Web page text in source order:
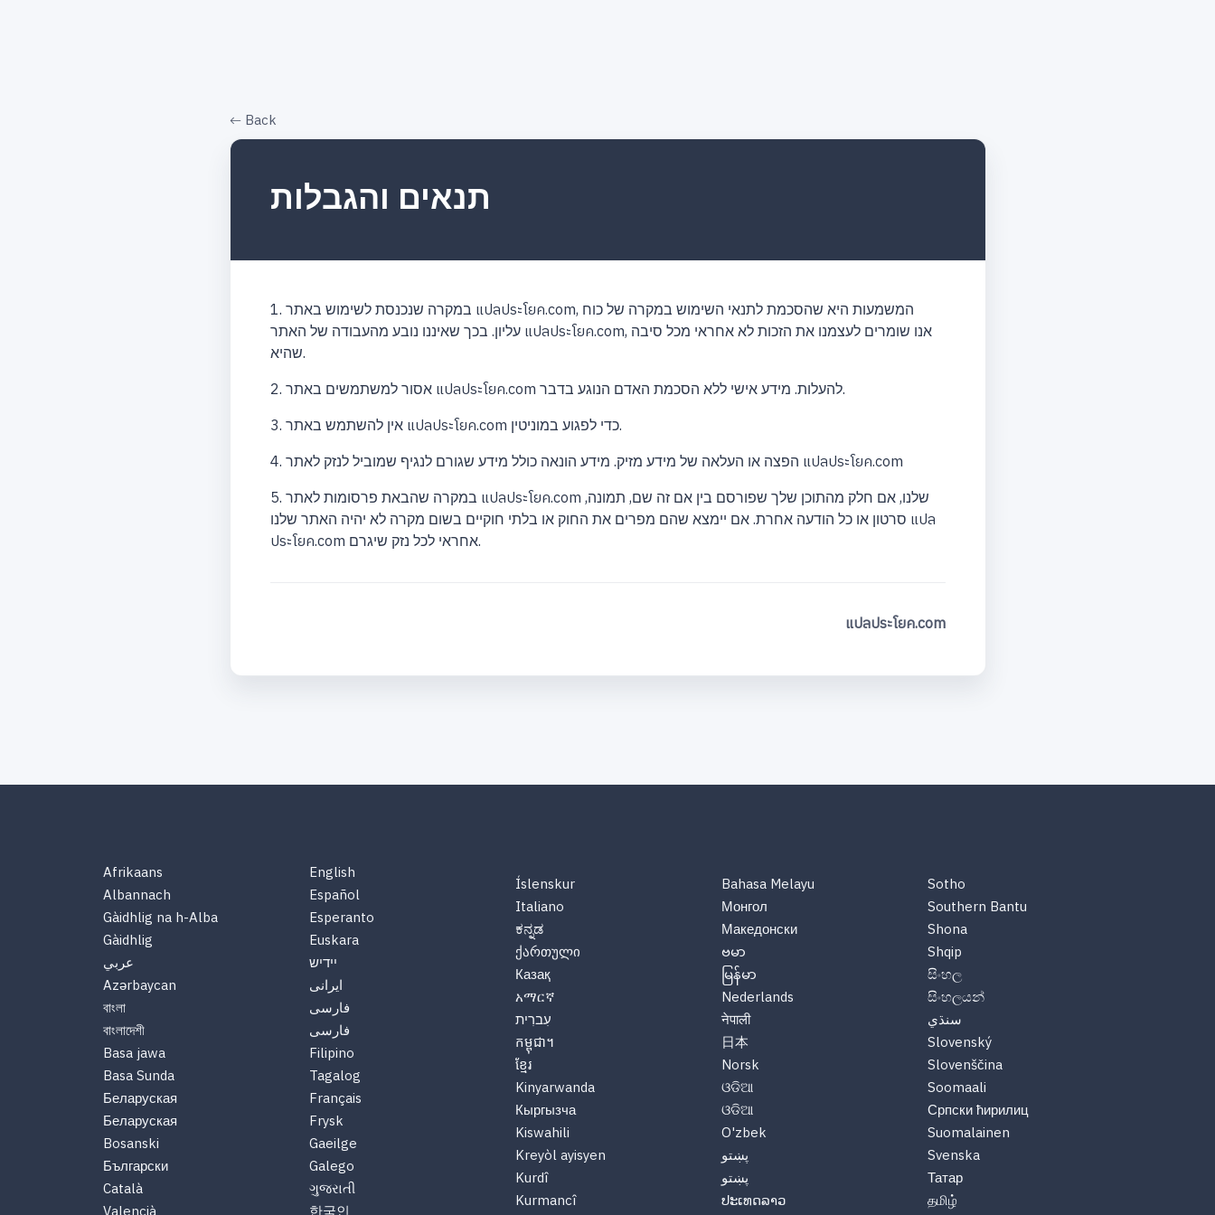
Back
תנאים והגבלות
1. במקרה שנכנסת לשימוש באתר แปลประโยค.com, המשמעות היא שהסכמת לתנאי השימוש במקרה של כוח
עליון. בכך שאיננו נובע מהעבודה של האתר แปลประโยค.com, אנו שומרים לעצמנו את הזכות לא אחראי מכל סיבה
שהיא.
2. אסור למשתמשים באתר แปลประโยค.com להעלות. מידע אישי ללא הסכמת האדם הנוגע בדבר.
3. אין להשתמש באתר แปลประโยค.com כדי לפגוע במוניטין.
4. הפצה או העלאה של מידע מזיק. מידע הונאה כולל מידע שגורם לנגיף שמוביל לנזק לאתר แปลประโยค.com
5. במקרה שהבאת פרסומות לאתר แปลประโยค.com שלנו, אם חלק מהתוכן שלך שפורסם בין אם זה שם, תמונה,
סרטון או כל הודעה אחרת. אם יימצא שהם מפרים את החוק או בלתי חוקיים בשום מקרה לא יהיה האתר שלנו แปล
ประโยค.com אחראי לכל נזק שיגרם.
แปลประโยค.com
Afrikaans
Albannach
Gàidhlig na h-Alba
Gàidhlig
عربي
Azərbaycan
বাংলা
বাংলাদেশী
Basa jawa
Basa Sunda
Беларуская
Беларуская
Bosanski
Български
Català
English
Español
Esperanto
Euskara
יידיש
ایرانی
فارسی
فارسی
Filipino
Tagalog
Français
Frysk
Gaeilge
Galego
ગુજરાતી
Íslenskur
Italiano
ಕನ್ನಡ
ქართული
Казақ
አማርኛ
עִברִית
កម្ពុជា។
ខ្មែរ
Kinyarwanda
Кыргызча
Kiswahili
Kreyòl ayisyen
Kurdî
Kurmancî
Bahasa Melayu
Монгол
Македонски
ဗမာ
မြန်မာ
Nederlands
नेपाली
日本
Norsk
ଓଡିଆ
ଓଡିଆ
O'zbek
پښتو
پښتو
ປະເທດລາວ
Sotho
Southern Bantu
Shona
Shqip
සිංහල
සිංහලයන්
سنڌي
Slovenský
Slovenščina
Soomaali
Српски ћирилиц
Suomalainen
Svenska
Татар
தமிழ்